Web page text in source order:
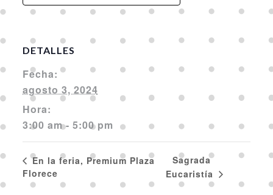
DETALLES
Fecha:
agosto 3, 2024
Hora:
3:00 am - 5:00 pm
En la feria, Premium Plaza
Florece
Sagrada
Eucaristía